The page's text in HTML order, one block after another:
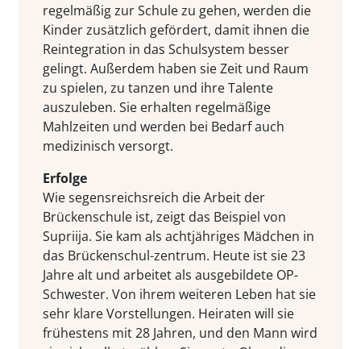
regelmäßig zur Schule zu gehen, werden die
Kinder zusätzlich gefördert, damit ihnen die
Reintegration in das Schulsystem besser
gelingt. Außerdem haben sie Zeit und Raum
zu spielen, zu tanzen und ihre Talente
auszuleben. Sie erhalten regelmäßige
Mahlzeiten und werden bei Bedarf auch
medizinisch versorgt.
Erfolge
Wie segensreichsreich die Arbeit der
Brückenschule ist, zeigt das Beispiel von
Supriija. Sie kam als achtjähriges Mädchen in
das Brückenschul-zentrum. Heute ist sie 23
Jahre alt und arbeitet als ausgebildete OP-
Schwester. Von ihrem weiteren Leben hat sie
sehr klare Vorstellungen. Heiraten will sie
frühestens mit 28 Jahren, und den Mann wird